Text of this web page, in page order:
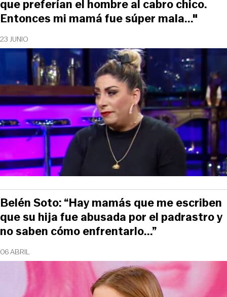
23 JUNIO
que preferían el hombre al cabro chico.
Entonces mi mamá fue súper mala..."
06 ABRIL
Belén Soto: “Hay mamás que me escriben
que su hija fue abusada por el padrastro y
no saben cómo enfrentarlo...”